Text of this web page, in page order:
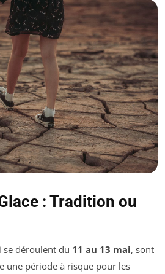
: Tradition ou
se déroulent du 11 au 13 mai, sont
une période à risque pour les